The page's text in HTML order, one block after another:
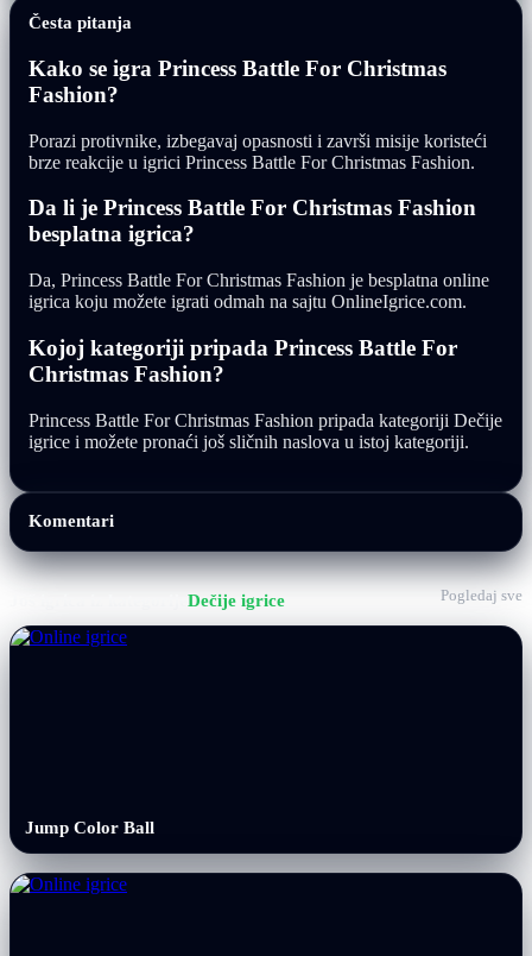
Česta pitanja
Kako se igra Princess Battle For Christmas
Fashion?
Porazi protivnike, izbegavaj opasnosti i završi misije koristeći
brze reakcije u igrici Princess Battle For Christmas Fashion.
Da li je Princess Battle For Christmas Fashion
besplatna igrica?
Da, Princess Battle For Christmas Fashion je besplatna online
igrica koju možete igrati odmah na sajtu OnlineIgrice.com.
Kojoj kategoriji pripada Princess Battle For
Christmas Fashion?
Princess Battle For Christmas Fashion pripada kategoriji Dečije
igrice i možete pronaći još sličnih naslova u istoj kategoriji.
Komentari
Dečije igrice Pogledaj sve
Jump Color Ball